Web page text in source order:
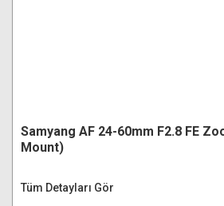
Samyang AF 24-60mm F2.8 FE
Mount)
Tüm Detayları Gör